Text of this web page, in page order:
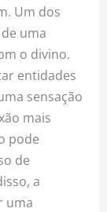
Um dos
uma
o divino.
entidades
sensação
mais
pode
de
a
uma